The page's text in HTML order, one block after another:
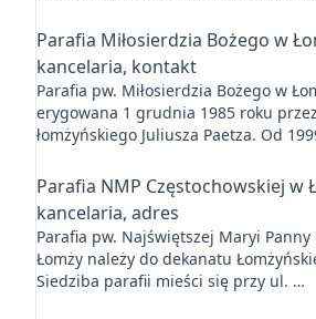
Parafia Miłosierdzia Bożego w
kancelaria, kontakt
Parafia pw. Miłosierdzia Bożego w
erygowana 1 grudnia 1985 roku
łomżyńskiego Juliusza Paetza. Od
Parafia NMP Częstochowskiej w
kancelaria, adres
Parafia pw. Najświętszej Maryi
Łomży należy do dekanatu
Siedziba parafii mieści się przy ul. …